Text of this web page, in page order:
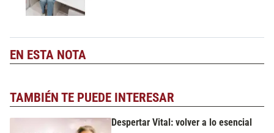
EN ESTA NOTA
TAMBIÉN TE PUEDE INTERESAR
Despertar Vital: volver a lo esencial